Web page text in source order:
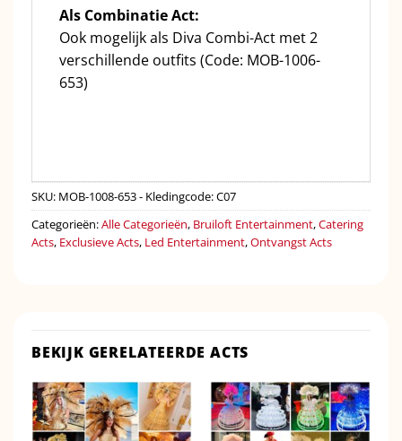
Als Combinatie Act:
Ook mogelijk als Diva Combi-Act met 2
verschillende outfits (Code: MOB-1006-
653)
SKU: MOB-1008-653 - Kledingcode: C07
Categorieën:Alle Categorieën, Bruiloft Entertainment,Catering
Acts, Exclusieve Acts, Led Entertainment,Ontvangst Acts
BEKIJK GERELATEERDE ACTS